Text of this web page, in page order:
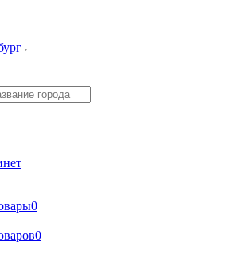
0
0